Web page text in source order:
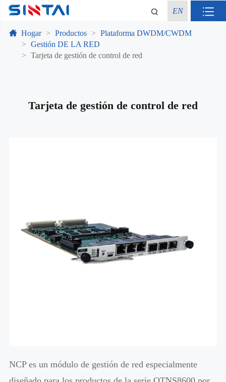
EN
Hogar Productos
Plataforma DWDM/CWDM
Gestión DE LA RED
Tarjeta de gestión de control de red
Tarjeta de gestión de control de red
NCP es un módulo de gestión de red especialmente